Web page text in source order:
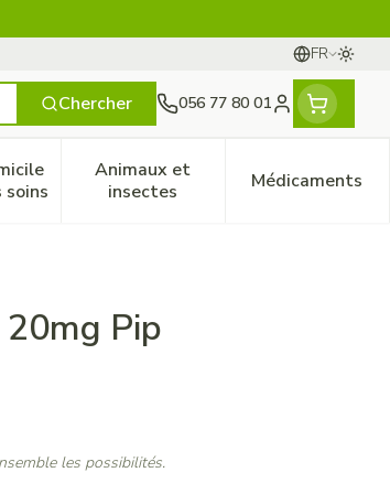
FR
Langues
Chercher 056 77 80 01
Menu client
50+
la catégorie Naturopathie
soinsle sous-menu pour la catégorie Soins à
Animaux et
insectesAfficher le sous-menu pour
Médicaments
Afficher
Pip
les possibilités.